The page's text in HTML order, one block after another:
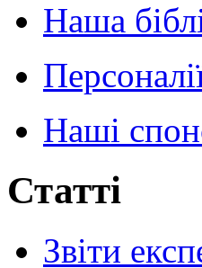
Наша
Наші
Статті
Звіти